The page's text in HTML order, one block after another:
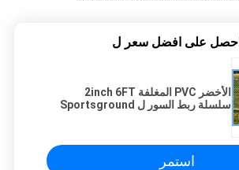
احصل على افضل سعر ل
الأخضر PVC المغلفة 2inch 6FT
سلسلة ربط السور ل Sportsground
استمر